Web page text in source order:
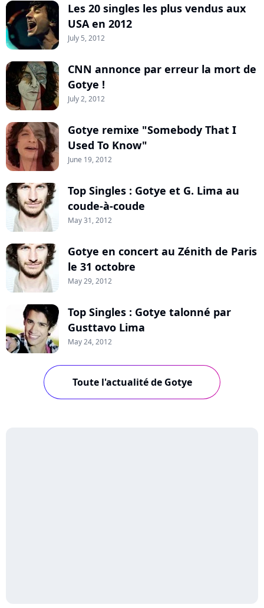
Les 20 singles les plus vendus aux
USA en 2012
July 5, 2012
CNN annonce par erreur la mort de
Gotye !
July 2, 2012
Gotye remixe "Somebody That I
Used To Know"
June 19, 2012
Top Singles : Gotye et G. Lima au
coude-à-coude
May 31, 2012
Gotye en concert au Zénith de Paris
le 31 octobre
May 29, 2012
Top Singles : Gotye talonné par
Gusttavo Lima
May 24, 2012
Toute l'actualité de Gotye